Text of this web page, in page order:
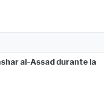
al-Assad durante la